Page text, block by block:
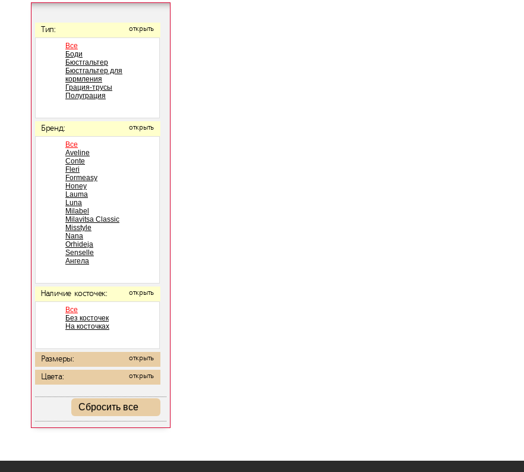
Тип: открыть
Все
Боди
Бюстгальтер
Бюстгальтер для
кормления
Грация-трусы
Полуграция
Бренд: открыть
Все
Aveline
Conte
Fleri
Formeasy
Honey
Lauma
Luna
Milabel
Milavitsa Classic
Misstyle
Nana
Orhideja
Senselle
Ангела
Наличие косточек: открыть
Все
Без косточек
На косточках
Размеры: открыть
Цвета: открыть
Сбросить все